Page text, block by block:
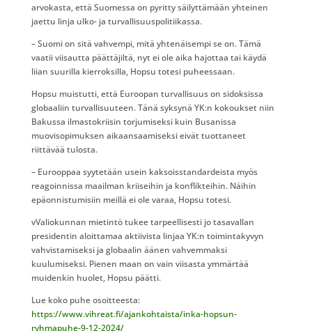
arvokasta, että Suomessa on pyritty säilyttämään yhteinen
jaettu linja ulko- ja turvallisuuspolitiikassa.
– Suomi on sitä vahvempi, mitä yhtenäisempi se on. Tämä
vaatii viisautta päättäjiltä, nyt ei ole aika hajottaa tai käydä
liian suurilla kierroksilla, Hopsu totesi puheessaan.
Hopsu muistutti, että Euroopan turvallisuus on sidoksissa
globaaliin turvallisuuteen. Tänä syksynä YK:n kokoukset niin
Bakussa ilmastokriisin torjumiseksi kuin Busanissa
muovisopimuksen aikaansaamiseksi eivät tuottaneet
riittävää tulosta.
– Eurooppaa syytetään usein kaksoisstandardeista myös
reagoinnissa maailman kriiseihin ja konflikteihin. Näihin
epäonnistumisiin meillä ei ole varaa, Hopsu totesi.
vValiokunnan mietintö tukee tarpeellisesti jo tasavallan
presidentin aloittamaa aktiivista linjaa YK:n toimintakyvyn
vahvistamiseksi ja globaalin äänen vahvemmaksi
kuulumiseksi. Pienen maan on vain viisasta ymmärtää
muidenkin huolet, Hopsu päätti.
Lue koko puhe osoitteesta:
https://www.vihreat.fi/ajankohtaista/inka-hopsun-
ryhmapuhe-9-12-2024/